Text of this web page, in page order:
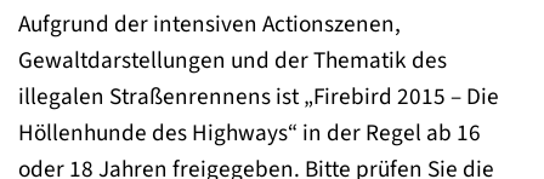
Aufgrund der intensiven Actionszenen,
Gewaltdarstellungen und der Thematik des
illegalen Straßenrennens ist „Firebird 2015 – Die
Höllenhunde des Highways“ in der Regel ab 16
oder 18 Jahren freigegeben. Bitte prüfen Sie die